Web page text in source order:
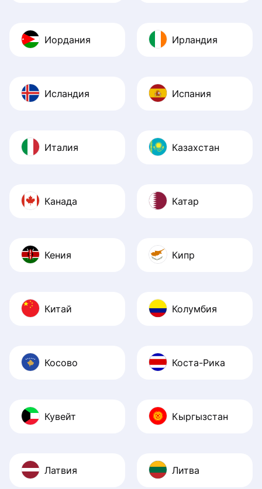
Иордания Ирландия
Исландия Испания
Италия Казахстан
Канада Катар
Кения Кипр
Китай Колумбия
Косово Коста-Рика
Кувейт Кыргызстан
Латвия Литва